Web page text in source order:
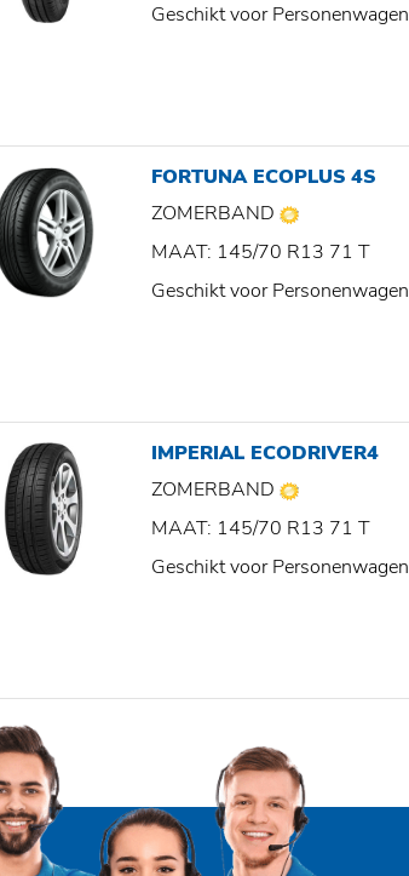
Geschikt voor Personenwagen
FORTUNA ECOPLUS 4S
ZOMERBAND
MAAT: 145/70 R13 71 T
Geschikt voor Personenwagen
IMPERIAL ECODRIVER4
ZOMERBAND
MAAT: 145/70 R13 71 T
Geschikt voor Personenwagen